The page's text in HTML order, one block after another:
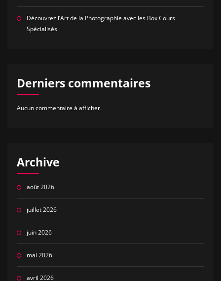
Découvrez l’Art de la Photographie avec les Box Cours
Spécialisés
Derniers commentaires
Aucun commentaire à afficher.
Archive
août 2026
juillet 2026
juin 2026
mai 2026
avril 2026